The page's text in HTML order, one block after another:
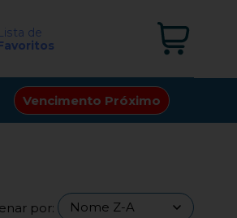
de
Vencimento Próximo
por: